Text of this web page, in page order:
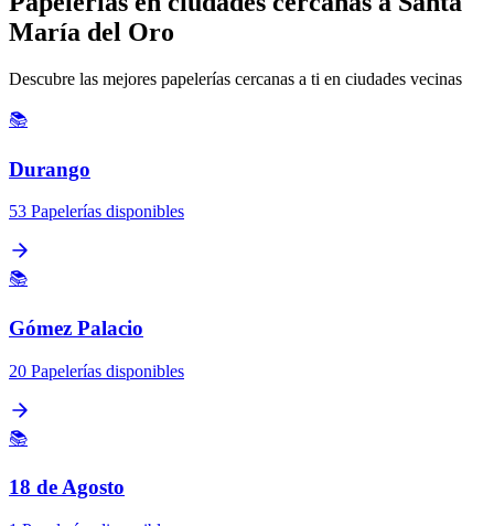
María del Oro
Descubre las mejores papelerías cercanas a ti en ciudades vecinas
📚
Durango
53 Papelerías disponibles
📚
Gómez Palacio
20 Papelerías disponibles
📚
18 de Agosto